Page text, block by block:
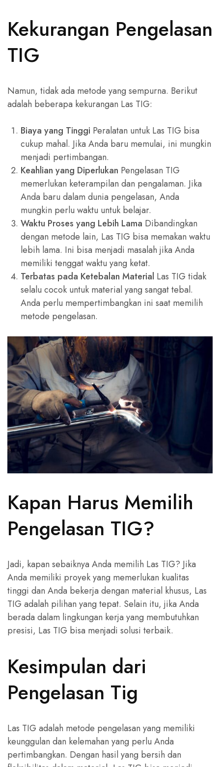
Kekurangan Pengelasan
TIG
Namun, tidak ada metode yang sempurna. Berikut
adalah beberapa kekurangan Las TIG:
Biaya yang Tinggi Peralatan untuk Las TIG bisa
cukup mahal. Jika Anda baru memulai, ini mungkin
menjadi pertimbangan.
Keahlian yang Diperlukan Pengelasan TIG
memerlukan keterampilan dan pengalaman. Jika
Anda baru dalam dunia pengelasan, Anda
mungkin perlu waktu untuk belajar.
Waktu Proses yang Lebih Lama Dibandingkan
dengan metode lain, Las TIG bisa memakan waktu
lebih lama. Ini bisa menjadi masalah jika Anda
memiliki tenggat waktu yang ketat.
Terbatas pada Ketebalan Material Las TIG tidak
selalu cocok untuk material yang sangat tebal.
Anda perlu mempertimbangkan ini saat memilih
metode pengelasan.
Kapan Harus Memilih
Pengelasan TIG?
Jadi, kapan sebaiknya Anda memilih Las TIG? Jika
Anda memiliki proyek yang memerlukan kualitas
tinggi dan Anda bekerja dengan material khusus, Las
TIG adalah pilihan yang tepat. Selain itu, jika Anda
berada dalam lingkungan kerja yang membutuhkan
presisi, Las TIG bisa menjadi solusi terbaik.
Kesimpulan dari
Pengelasan Tig
Las TIG adalah metode pengelasan yang memiliki
keunggulan dan kelemahan yang perlu Anda
pertimbangkan. Dengan hasil yang bersih dan